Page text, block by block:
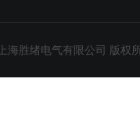
海胜绪电气有限公司 版权